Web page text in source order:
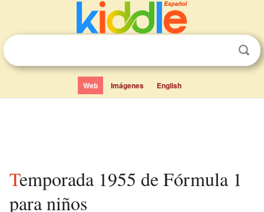
Web Imágenes English
Temporada 1955 de Fórmula 1
para niños